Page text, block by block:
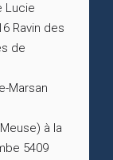
Lucie
Ravin des
de
Marsan
à la
5409